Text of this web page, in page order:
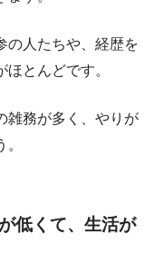
の人たちや、経歴を
ほとんどです。
雑務が多く、やりが
低くて、生活が